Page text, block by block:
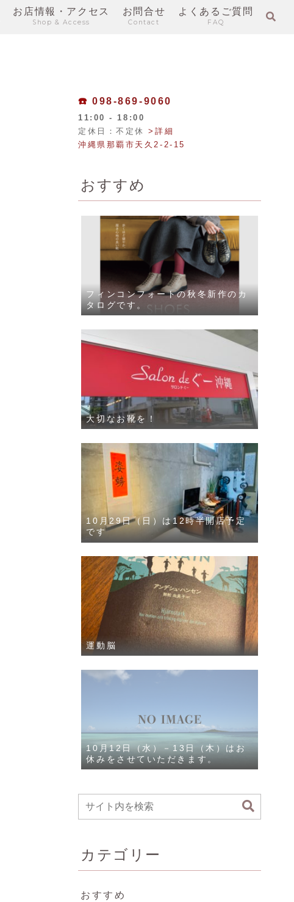
お店情報・アクセス
Shop & Access
お問合せ
Contact
よくあるご質問
FAQ
☎️098-869-9060
11:00 - 18:00
定休日：不定休>詳細
沖縄県那覇市天久2-2-15
おすすめ
フィンコンフォートの秋冬新作のカ
タログです。
大切なお靴を！
10月29日（日）は12時半開店予定
です
運動脳
10月12日（水）－13日（木）はお
休みをさせていただきます。
カテゴリー
おすすめ